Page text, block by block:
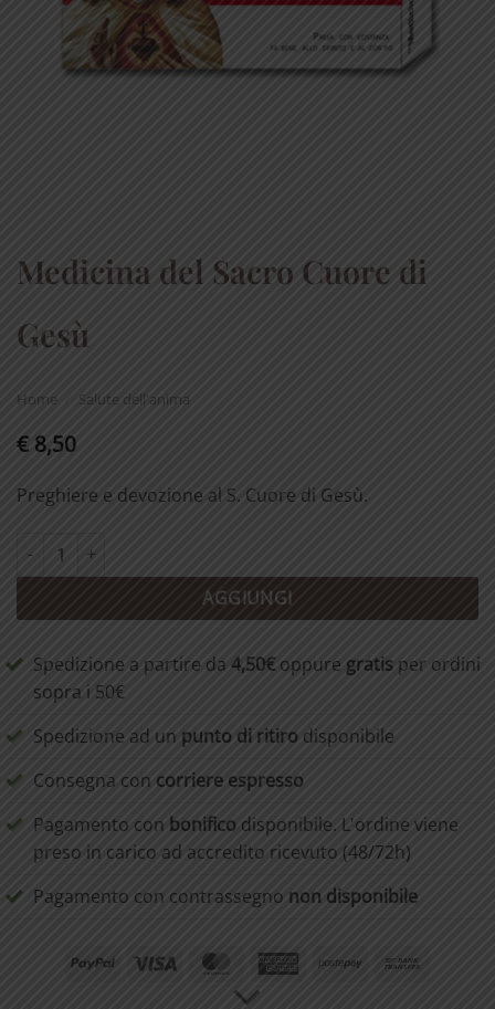
Medicina del Sacro Cuore di
Gesù
Home Salute dell'anima
€ 8,50
Preghiere e devozione al S. Cuore di Gesù.
Medicina del Sacro Cuore di Gesù quantità
AGGIUNGI
Spedizione a partire da 4,50€oppure gratis per ordini
sopra i 50€
Spedizione ad un punto di ritiro disponibile
Consegna con corriere espresso
Pagamento con bonifico disponibile. L'ordine viene
preso in carico ad accredito ricevuto (48/72h)
Pagamento con contrassegno non disponibile
PayPal Visa MasterCardAmericanPostepay